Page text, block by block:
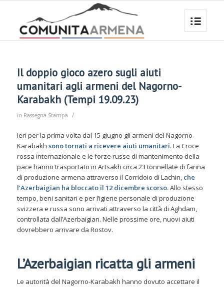
Il doppio gioco azero sugli aiuti
umanitari agli armeni del Nagorno-
Karabakh (Tempi 19.09.23)
in Rassegna Stampa /
Ieri per la prima volta dal 15 giugno gli armeni del Nagorno-
Karabakh sono tornati a ricevere aiuti umanitari. La Croce
rossa internazionale e le forze russe di mantenimento della
pace hanno trasportato in Artsakh circa 23 tonnellate di farina
di produzione armena attraverso il Corridoio di Lachin, che
l’Azerbaigian ha bloccato il 12 dicembre scorso. Allo stesso
tempo, beni sanitari e per l’igiene personale di produzione
svizzera e russa sono arrivati attraverso la città di Aghdam,
controllata dall’Azerbaigian. Nelle prossime ore, nuovi aiuti
dovrebbero arrivare da Rostov.
L’Azerbaigian ricatta gli armeni
Le autorità del Nagorno-Karabakh hanno dovuto accettare il